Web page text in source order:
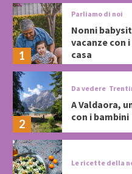
1
Parliamo di noi
Nonni
vacanze con
casa
2
Da vedere
A Valdaora,
con i bambini
Le ricette della